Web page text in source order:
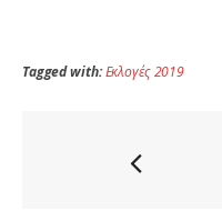
Tagged with: Εκλογές 2019